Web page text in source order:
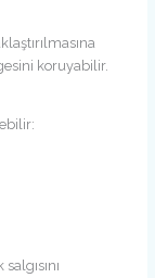
koruyabilir.